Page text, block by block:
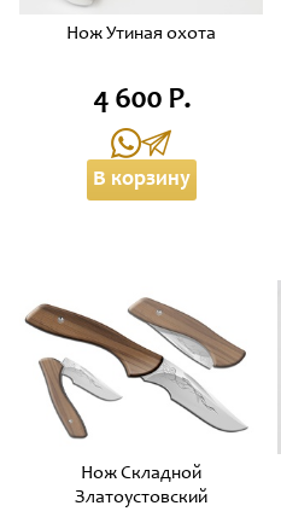
Нож Утиная охота
4 600 Р.
В корзину
Нож Складной
Златоустовский